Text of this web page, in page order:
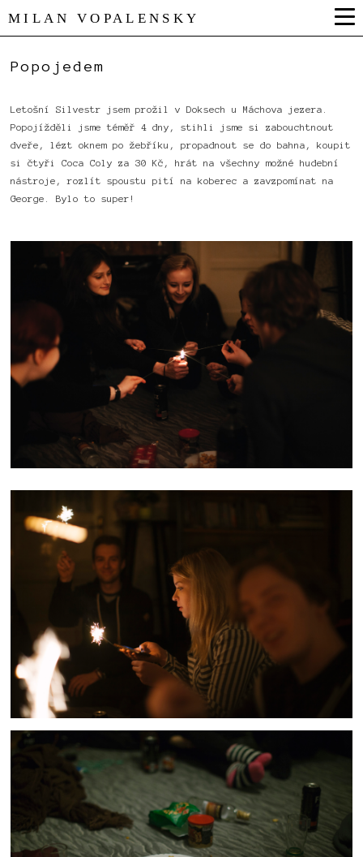
MILAN VOPALENSKY
Popojedem
Letošní Silvestr jsem prožil v Doksech u Máchova jezera.
Popojížděli jsme téměř 4 dny, stihli jsme si zabouchtnout
dveře, lézt oknem po žebříku, propadnout se do bahna, koupit
si čtyři Coca Coly za 30 Kč, hrát na všechny možné hudební
nástroje, rozlít spoustu pití na koberec a zavzpomínat na
George. Bylo to super!